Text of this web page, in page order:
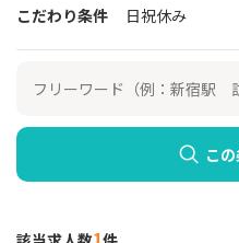
こだわり条件 日祝休み
こ